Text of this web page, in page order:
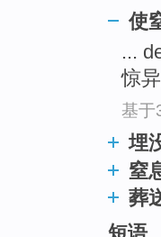
使
...
惊
基于
埋
窒
葬